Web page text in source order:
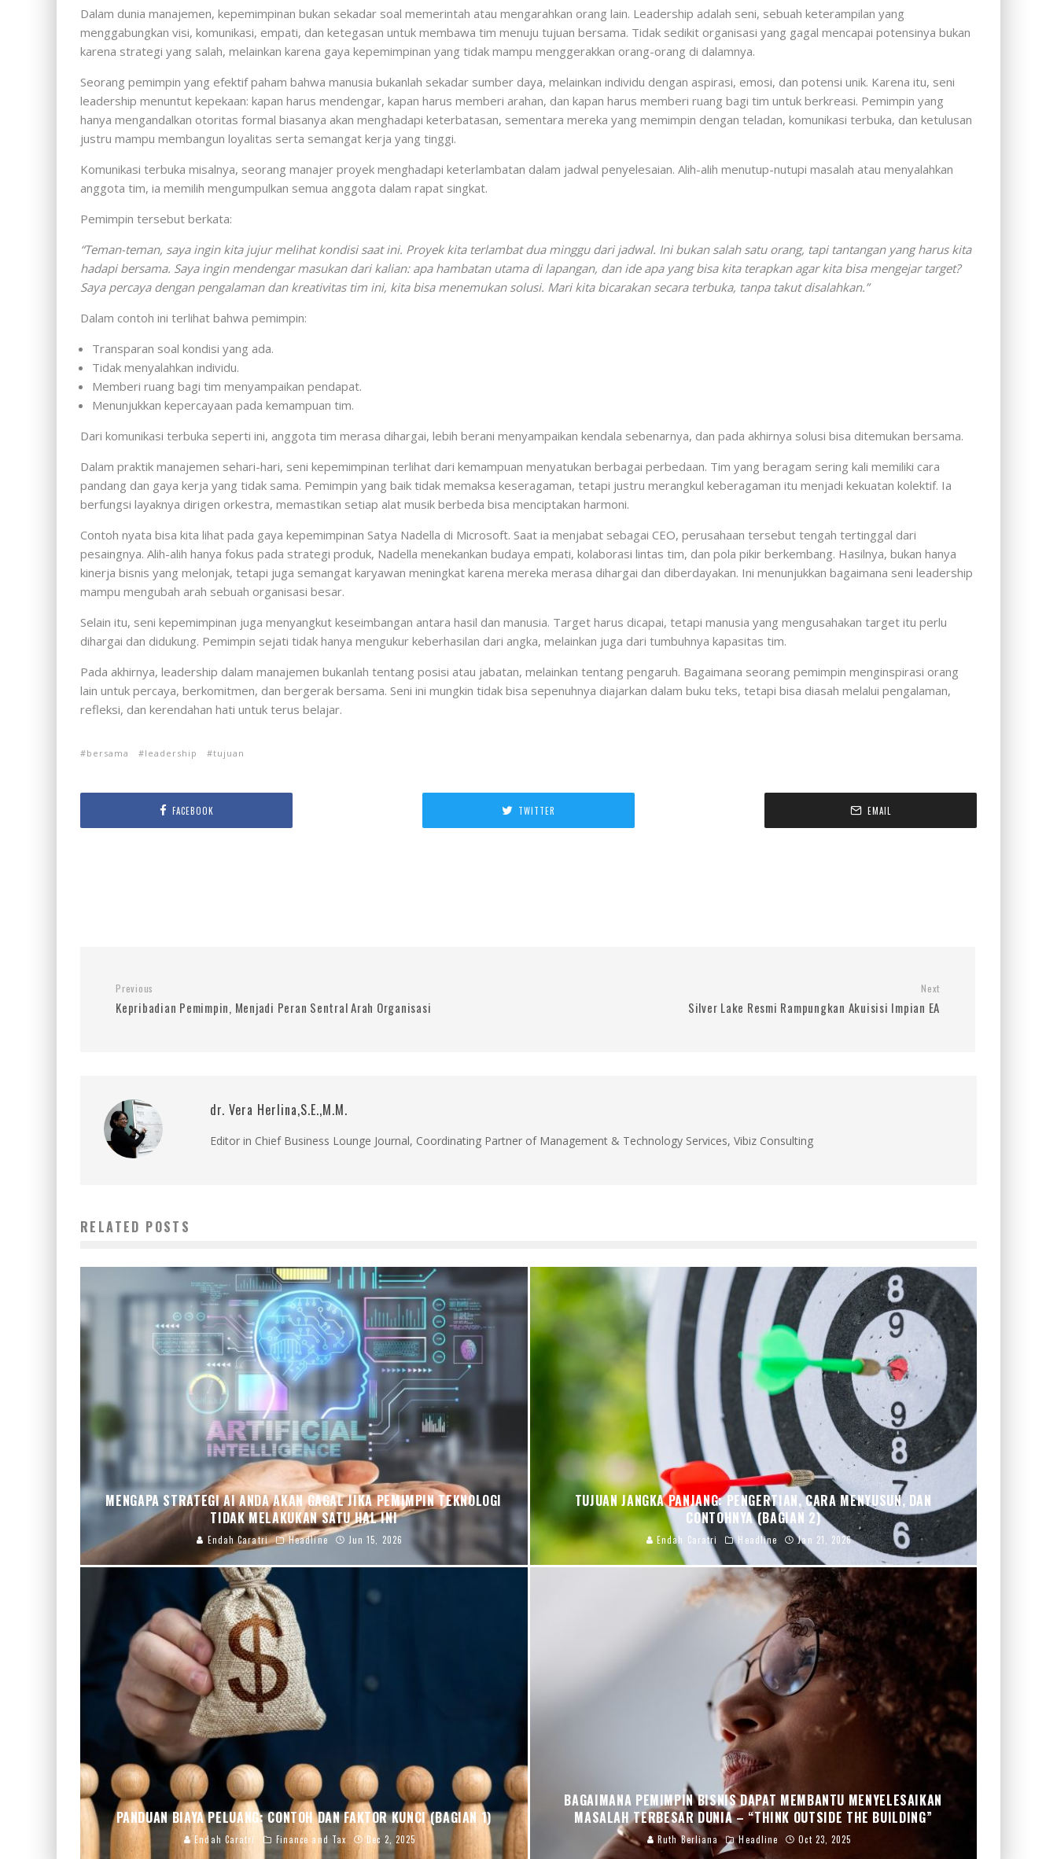
Dalam dunia manajemen, kepemimpinan bukan sekadar soal memerintah atau mengarahkan orang lain. Leadership adalah seni, sebuah keterampilan yang
menggabungkan visi, komunikasi, empati, dan ketegasan untuk membawa tim menuju tujuan bersama. Tidak sedikit organisasi yang gagal mencapai potensinya bukan
karena strategi yang salah, melainkan karena gaya kepemimpinan yang tidak mampu menggerakkan orang-orang di dalamnya.
Seorang pemimpin yang efektif paham bahwa manusia bukanlah sekadar sumber daya, melainkan individu dengan aspirasi, emosi, dan potensi unik. Karena itu, seni
leadership menuntut kepekaan: kapan harus mendengar, kapan harus memberi arahan, dan kapan harus memberi ruang bagi tim untuk berkreasi. Pemimpin yang
hanya mengandalkan otoritas formal biasanya akan menghadapi keterbatasan, sementara mereka yang memimpin dengan teladan, komunikasi terbuka, dan ketulusan
justru mampu membangun loyalitas serta semangat kerja yang tinggi.
Komunikasi terbuka misalnya, seorang manajer proyek menghadapi keterlambatan dalam jadwal penyelesaian. Alih-alih menutup-nutupi masalah atau menyalahkan
anggota tim, ia memilih mengumpulkan semua anggota dalam rapat singkat.
Pemimpin tersebut berkata:
“Teman-teman, saya ingin kita jujur melihat kondisi saat ini. Proyek kita terlambat dua minggu dari jadwal. Ini bukan salah satu orang, tapi tantangan yang harus kita
hadapi bersama. Saya ingin mendengar masukan dari kalian: apa hambatan utama di lapangan, dan ide apa yang bisa kita terapkan agar kita bisa mengejar target?
Saya percaya dengan pengalaman dan kreativitas tim ini, kita bisa menemukan solusi. Mari kita bicarakan secara terbuka, tanpa takut disalahkan.”
Dalam contoh ini terlihat bahwa pemimpin:
Transparan soal kondisi yang ada.
Tidak menyalahkan individu.
Memberi ruang bagi tim menyampaikan pendapat.
Menunjukkan kepercayaan pada kemampuan tim.
Dari komunikasi terbuka seperti ini, anggota tim merasa dihargai, lebih berani menyampaikan kendala sebenarnya, dan pada akhirnya solusi bisa ditemukan bersama.
Dalam praktik manajemen sehari-hari, seni kepemimpinan terlihat dari kemampuan menyatukan berbagai perbedaan. Tim yang beragam sering kali memiliki cara
pandang dan gaya kerja yang tidak sama. Pemimpin yang baik tidak memaksa keseragaman, tetapi justru merangkul keberagaman itu menjadi kekuatan kolektif. Ia
berfungsi layaknya dirigen orkestra, memastikan setiap alat musik berbeda bisa menciptakan harmoni.
Contoh nyata bisa kita lihat pada gaya kepemimpinan Satya Nadella di Microsoft. Saat ia menjabat sebagai CEO, perusahaan tersebut tengah tertinggal dari
pesaingnya. Alih-alih hanya fokus pada strategi produk, Nadella menekankan budaya empati, kolaborasi lintas tim, dan pola pikir berkembang. Hasilnya, bukan hanya
kinerja bisnis yang melonjak, tetapi juga semangat karyawan meningkat karena mereka merasa dihargai dan diberdayakan. Ini menunjukkan bagaimana seni leadership
mampu mengubah arah sebuah organisasi besar.
Selain itu, seni kepemimpinan juga menyangkut keseimbangan antara hasil dan manusia. Target harus dicapai, tetapi manusia yang mengusahakan target itu perlu
dihargai dan didukung. Pemimpin sejati tidak hanya mengukur keberhasilan dari angka, melainkan juga dari tumbuhnya kapasitas tim.
Pada akhirnya, leadership dalam manajemen bukanlah tentang posisi atau jabatan, melainkan tentang pengaruh. Bagaimana seorang pemimpin menginspirasi orang
lain untuk percaya, berkomitmen, dan bergerak bersama. Seni ini mungkin tidak bisa sepenuhnya diajarkan dalam buku teks, tetapi bisa diasah melalui pengalaman,
refleksi, dan kerendahan hati untuk terus belajar.
bersama leadership tujuan
FACEBOOK TWITTER EMAIL
Previous
Kepribadian Pemimpin, Menjadi Peran Sentral Arah Organisasi
Next
Silver Lake Resmi Rampungkan Akuisisi Impian EA
dr. Vera Herlina,S.E.,M.M.
Editor in Chief Business Lounge Journal, Coordinating Partner of Management & Technology Services, Vibiz Consulting
RELATED POSTS
MENGAPA STRATEGI AI ANDA AKAN GAGAL JIKA PEMIMPIN TEKNOLOGI
TIDAK MELAKUKAN SATU HAL INI
Endah Caratri Headline Jun 15, 2026
TUJUAN JANGKA PANJANG: PENGERTIAN, CARA MENYUSUN, DAN
CONTOHNYA (BAGIAN 2)
Endah Caratri Headline Jan 21, 2026
PANDUAN BIAYA PELUANG: CONTOH DAN FAKTOR KUNCI (BAGIAN 1)
Endah Caratri Finance and Tax Dec 2, 2025
BAGAIMANA PEMIMPIN BISNIS DAPAT MEMBANTU MENYELESAIKAN
MASALAH TERBESAR DUNIA – “THINK OUTSIDE THE BUILDING”
Ruth Berliana Headline Oct 23, 2025